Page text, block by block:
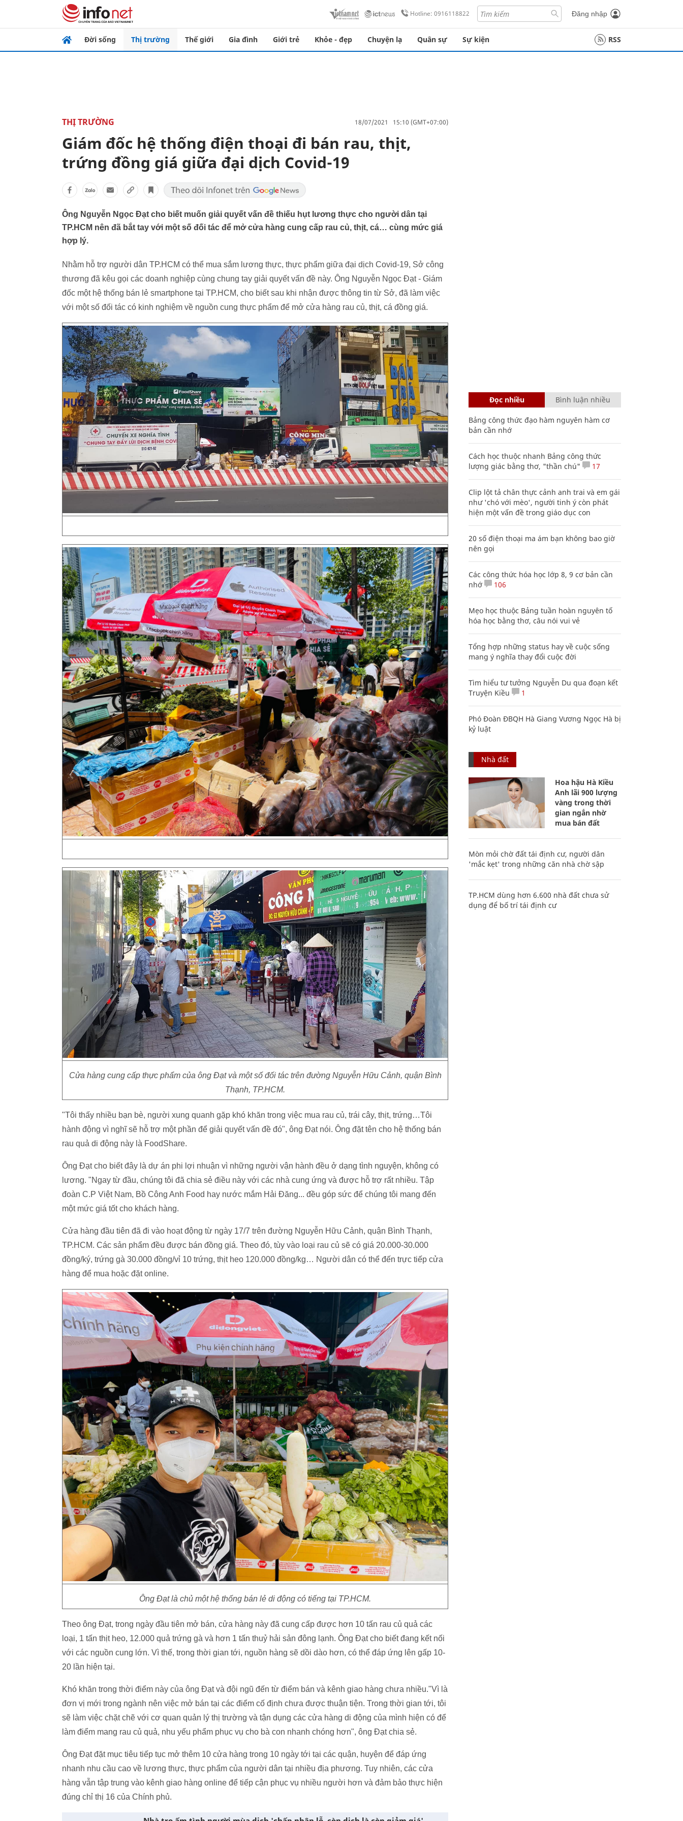
Hotline: 0916118822 Đăng nhập
Đời sống Thị trường Thế giới Gia đình Giới trẻ Khỏe - đẹp Chuyện lạ Quân sự Sự kiện RSS
THỊ TRƯỜNG 18/07/2021 15:10 (GMT+07:00)
Giám đốc hệ thống điện thoại đi bán rau, thịt,
trứng đồng giá giữa đại dịch Covid-19
Ông Nguyễn Ngọc Đạt cho biết muốn giải quyết vấn đề thiếu hụt lương thực cho người dân tại
TP.HCM nên đã bắt tay với một số đối tác để mở cửa hàng cung cấp rau củ, thịt, cá… cùng mức giá
hợp lý.
Nhằm hỗ trợ người dân TP.HCM có thể mua sắm lương thực, thực phẩm giữa đại dịch Covid-19, Sở công
thương đã kêu gọi các doanh nghiệp cùng chung tay giải quyết vấn đề này. Ông Nguyễn Ngọc Đạt - Giám
đốc một hệ thống bán lẻ smartphone tại TP.HCM, cho biết sau khi nhận được thông tin từ Sở, đã làm việc
với một số đối tác có kinh nghiệm về nguồn cung thực phẩm để mở cửa hàng rau củ, thịt, cá đồng giá.
Cửa hàng cung cấp thực phẩm của ông Đạt và một số đối tác trên đường Nguyễn Hữu Cảnh, quận Bình
Thạnh, TP.HCM.
"Tôi thấy nhiều bạn bè, người xung quanh gặp khó khăn trong việc mua rau củ, trái cây, thịt, trứng…Tôi
hành động vì nghĩ sẽ hỗ trợ một phần để giải quyết vấn đề đó", ông Đạt nói. Ông đặt tên cho hệ thống bán
rau quả di động này là FoodShare.
Ông Đạt cho biết đây là dự án phi lợi nhuận vì những người vận hành đều ở dạng tình nguyện, không có
lương. "Ngay từ đầu, chúng tôi đã chia sẻ điều này với các nhà cung ứng và được hỗ trợ rất nhiều. Tập
đoàn C.P Việt Nam, Bồ Công Anh Food hay nước mắm Hải Đăng... đều góp sức để chúng tôi mang đến
một mức giá tốt cho khách hàng.
Cửa hàng đầu tiên đã đi vào hoạt động từ ngày 17/7 trên đường Nguyễn Hữu Cảnh, quận Bình Thạnh,
TP.HCM. Các sản phẩm đều được bán đồng giá. Theo đó, tùy vào loại rau củ sẽ có giá 20.000-30.000
đồng/ký, trứng gà 30.000 đồng/vỉ 10 trứng, thịt heo 120.000 đồng/kg… Người dân có thể đến trực tiếp cửa
hàng để mua hoặc đặt online.
Ông Đạt là chủ một hệ thống bán lẻ di động có tiếng tại TP.HCM.
Theo ông Đạt, trong ngày đầu tiên mở bán, cửa hàng này đã cung cấp được hơn 10 tấn rau củ quả các
loại, 1 tấn thịt heo, 12.000 quả trứng gà và hơn 1 tấn thuỷ hải sản đông lạnh. Ông Đạt cho biết đang kết nối
với các nguồn cung lớn. Vì thế, trong thời gian tới, nguồn hàng sẽ dồi dào hơn, có thể đáp ứng lên gấp 10-
20 lần hiện tại.
Khó khăn trong thời điểm này của ông Đạt và đội ngũ đến từ điểm bán và kênh giao hàng chưa nhiều."Vì là
đơn vị mới trong ngành nên việc mở bán tại các điểm cố định chưa được thuận tiện. Trong thời gian tới, tôi
sẽ làm việc chặt chẽ với cơ quan quản lý thị trường và tận dụng các cửa hàng di động của mình hiện có để
làm điểm mang rau củ quả, nhu yếu phẩm phục vụ cho bà con nhanh chóng hơn", ông Đạt chia sẻ.
Ông Đạt đặt mục tiêu tiếp tục mở thêm 10 cửa hàng trong 10 ngày tới tại các quận, huyện để đáp ứng
nhanh nhu cầu cao về lương thực, thực phẩm của người dân tại nhiều địa phương. Tuy nhiên, các cửa
hàng vẫn tập trung vào kênh giao hàng online để tiếp cận phục vụ nhiều người hơn và đảm bảo thực hiện
đúng chỉ thị 16 của Chính phủ.
Đọc nhiều Bình luận nhiều
Bảng công thức đạo hàm nguyên hàm cơ
bản cần nhớ
Cách học thuộc nhanh Bảng công thức
lượng giác bằng thơ, "thần chú"
17
Clip lột tả chân thực cảnh anh trai và em gái
như 'chó với mèo', người tinh ý còn phát
hiện một vấn đề trong giáo dục con
20 số điện thoại ma ám bạn không bao giờ
nên gọi
Các công thức hóa học lớp 8, 9 cơ bản cần
nhớ
106
Mẹo học thuộc Bảng tuần hoàn nguyên tố
hóa học bằng thơ, câu nói vui vẻ
Tổng hợp những status hay về cuộc sống
mang ý nghĩa thay đổi cuộc đời
Tìm hiểu tư tưởng Nguyễn Du qua đoạn kết
Truyện Kiều
1
Phó Đoàn ĐBQH Hà Giang Vương Ngọc Hà bị
kỷ luật
Nhà đất
Hoa hậu Hà Kiều
Anh lãi 900 lượng
vàng trong thời
gian ngắn nhờ
mua bán đất
Mòn mỏi chờ đất tái định cư, người dân
'mắc kẹt' trong những căn nhà chờ sập
TP.HCM dùng hơn 6.600 nhà đất chưa sử
dụng để bố trí tái định cư